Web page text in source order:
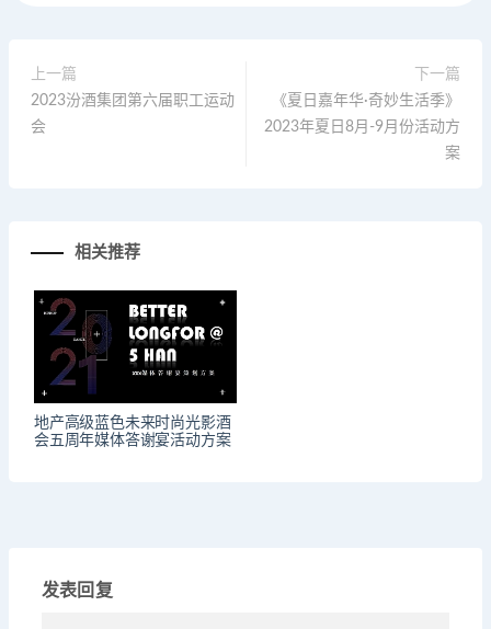
上一篇
2023汾酒集团第六届职工运动
会
下一篇
《夏日嘉年华·奇妙生活季》
2023年夏日8月-9月份活动方
案
相关推荐
地产高级蓝色未来时尚光影酒
会五周年媒体答谢宴活动方案
发表回复